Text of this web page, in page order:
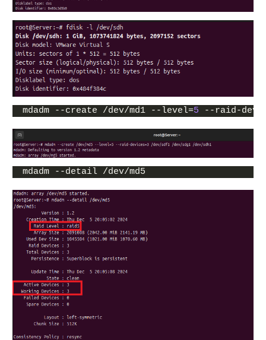
mdadm --create /dev/md1 --level=5 --raid-
mdadm --detail /dev/md5